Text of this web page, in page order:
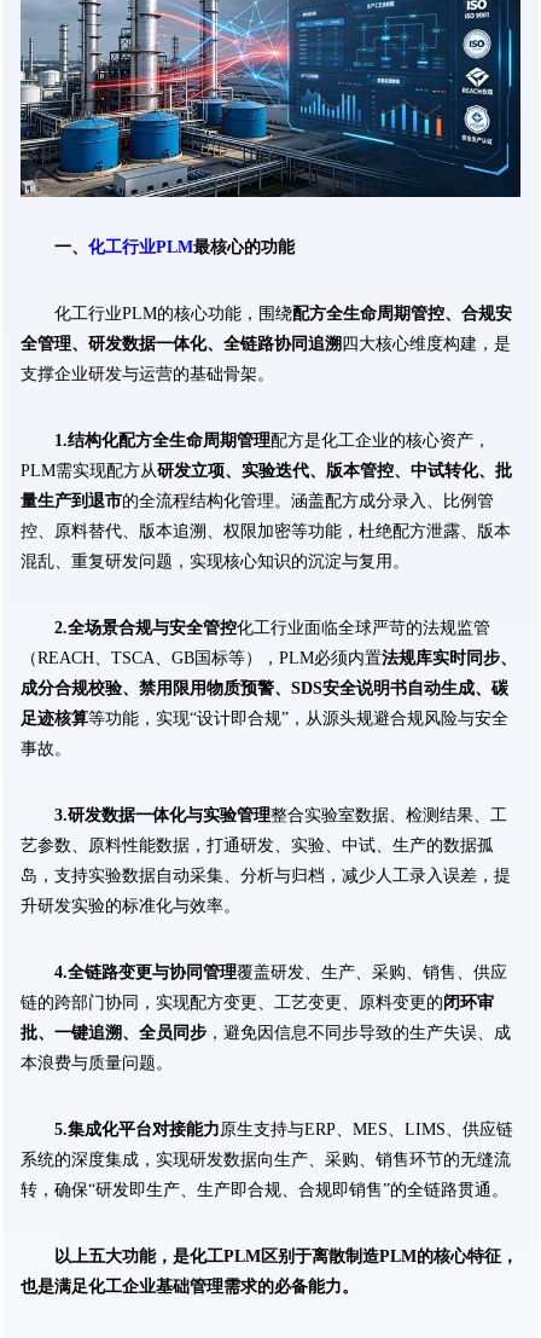
一、 化工行业PLM最核心的功能
化工行业PLM的核心功能，围绕配方全生命周期管控、合规安
全管理、研发数据一体化、全链路协同追溯四大核心维度构建，是
支撑企业研发与运营的基础骨架。
1.结构化配方全生命周期管理配方是化工企业的核心资产，
PLM需实现配方从研发立项、实验迭代、版本管控、中试转化、批
量生产到退市的全流程结构化管理。涵盖配方成分录入、比例管
控、原料替代、版本追溯、权限加密等功能，杜绝配方泄露、版本
混乱、重复研发问题，实现核心知识的沉淀与复用。
2.全场景合规与安全管控化工行业面临全球严苛的法规监管
（REACH、TSCA、GB国标等），PLM必须内置法规库实时同步、
成分合规校验、禁用限用物质预警、SDS安全说明书自动生成、碳
足迹核算等功能，实现“设计即合规”，从源头规避合规风险与安全
事故。
3.研发数据一体化与实验管理整合实验室数据、检测结果、工
艺参数、原料性能数据，打通研发、实验、中试、生产的数据孤
岛，支持实验数据自动采集、分析与归档，减少人工录入误差，提
升研发实验的标准化与效率。
4.全链路变更与协同管理覆盖研发、生产、采购、销售、供应
链的跨部门协同，实现配方变更、工艺变更、原料变更的闭环审
批、一键追溯、全员同步 ，避免因信息不同步导致的生产失误、成
本浪费与质量问题。
5.集成化平台对接能力 原生支持与ERP、MES、LIMS、供应链
系统的深度集成，实现研发数据向生产、采购、销售环节的无缝流
转，确保“研发即生产、生产即合规、合规即销售”的全链路贯通。
以上五大功能，是化工PLM区别于离散制造PLM的核心特征，
也是满足化工企业基础管理需求的必备能力。